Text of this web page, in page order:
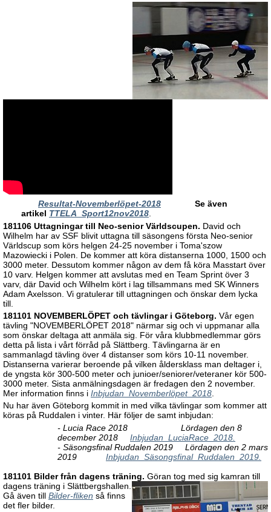
Resultat-Novemberlöpet-2018
Se även
artikel TTELA_Sport12nov2018.
181106 Uttagningar till Neo-senior Världscupen. David och
Wilhelm har av SSF blivit uttagna till säsongens första Neo-senior
Världscup som körs helgen 24-25 november i Toma'szow
Mazowiecki i Polen. De kommer att köra distanserna 1000, 1500 och
3000 meter. Dessutom kommer någon av dem få köra Masstart över
10 varv. Helgen kommer att avslutas med en Team Sprint över 3
varv, där David och Wilhelm kört i lag tillsammans med SK Winners
Adam Axelsson. Vi gratulerar till uttagningen och önskar dem lycka
till.
181101 NOVEMBERLÖPET och tävlingar i Göteborg. Vår egen
tävling "NOVEMBERLÖPET 2018" närmar sig och vi uppmanar alla
som önskar deltaga att anmäla sig. För våra klubbmedlemmar görs
detta på lista i vårt förråd på Slättberg. Tävlingarna är en
sammanlagd tävling över 4 distanser som körs 10-11 november.
Distanserna varierar beroende på vilken åldersklass man deltager i,
de yngsta kör 300-500 meter och junioer/seniorer/veteraner kör 500-
3000 meter. Sista anmälningsdagen är fredagen den 2 november.
Mer information finns i Inbjudan_Novemberlöpet_2018
Nu har även Göteborg kommit in med vilka tävlingar som kommer att
köras på Ruddalen i vinter. Här följer de samt inbjudan:
- Lucia Race 2018 Lördagen den 8
december 2018 Inbjudan_LuciaRace_2018.
- Säsongsfinal Ruddalen 2019 Lördagen den 2 mars
2019 Inbjudan_Säsongsfinal_Ruddalen_2019.
181101 Bilder från dagens träning. Göran tog med sig kamran till
dagens träning i Slättbergshallen.
Gå även till Bilder-fliken så finns
det fler bilder.